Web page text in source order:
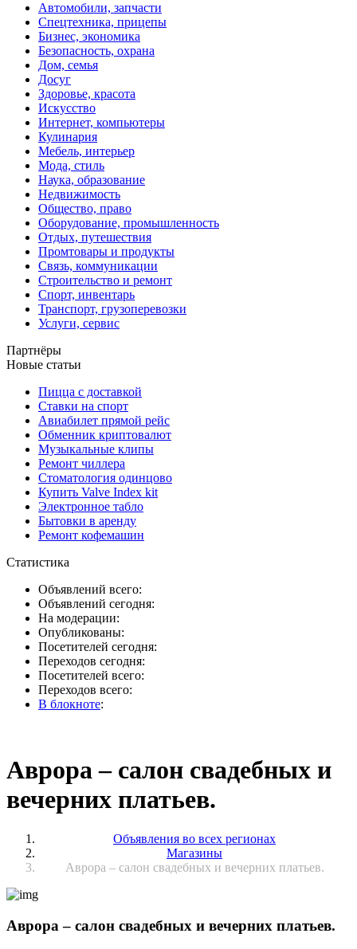
Автомобили, запчасти
Спецтехника, прицепы
Бизнес, экономика
Безопасность, охрана
Дом, семья
Досуг
Здоровье, красота
Искусство
Интернет, компьютеры
Кулинария
Мебель, интерьер
Мода, стиль
Наука, образование
Недвижимость
Общество, право
Оборудование, промышленность
Отдых, путешествия
Промтовары и продукты
Связь, коммуникации
Строительство и ремонт
Спорт, инвентарь
Транспорт, грузоперевозки
Услуги, сервис
Партнёры
Новые статьи
Пицца с доставкой
Ставки на спорт
Авиабилет прямой рейс
Обменник криптовалют
Музыкальные клипы
Ремонт чиллера
Стоматология одинцово
Купить Valve Index kit
Электронное табло
Бытовки в аренду
Ремонт кофемашин
Статистика
Объявлений всего:
Объявлений сегодня:
На модерации:
Опубликованы:
Посетителей сегодня:
Переходов сегодня:
Посетителей всего:
Переходов всего:
В блокноте:
Аврора – салон свадебных и
вечерних платьев.
Объявления во всех регионах
Магазины
Аврора – салон свадебных и вечерних платьев.
Аврора – салон свадебных и вечерних платьев.